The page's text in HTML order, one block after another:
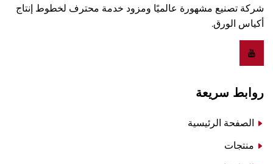
شركة تصنيع مشهورة عالميًا ومزود خدمة محترف لخطوط إنتاج
أكياس الورق.
روابط سريعة
الصفحة الرئيسية
منتجات